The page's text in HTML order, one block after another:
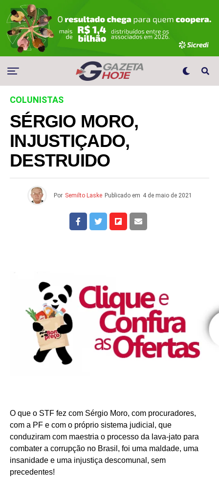
COLUNISTAS
SÉRGIO MORO,
INJUSTIÇADO,
DESTRUIDO
Por Semilto Laske Publicado em 4 de maio de 2021
O que o STF fez com Sérgio Moro, com procuradores,
com a PF e com o próprio sistema judicial, que
conduziram com maestria o processo da lava-jato para
combater a corrupção no Brasil, foi uma maldade, uma
insanidade e uma injustiça descomunal, sem
precedentes!